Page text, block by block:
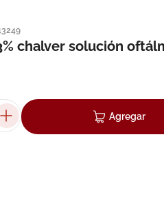
chalver solución
Agregar